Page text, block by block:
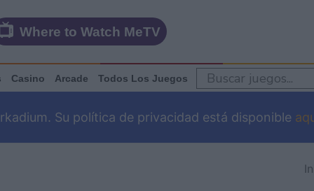
Where to Watch MeTV
Casino Arcade Todos Los Juegos
Su política de privacidad está disponible